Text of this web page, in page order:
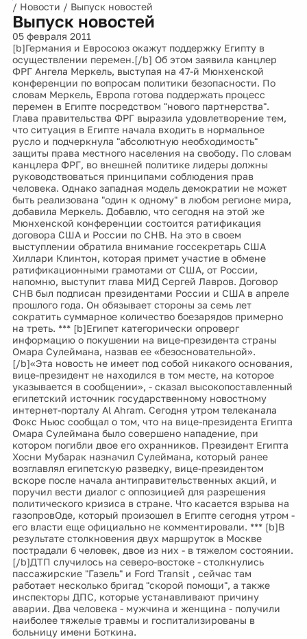
/ Новости / Выпуск новостей
Выпуск новостей
05 февраля 2011
[b]Германия и Евросоюз окажут поддержку Египту в
осуществлении перемен.[/b] Об этом заявила канцлер
ФРГ Ангела Меркель, выступая на 47-й Мюнхенской
конференции по вопросам политики безопасности. По
словам Меркель, Европа готова поддержать процесс
перемен в Египте посредством "нового партнерства".
Глава правительства ФРГ выразила удовлетворение тем,
что ситуация в Египте начала входить в нормальное
русло и подчеркнула "абсолютную необходимость"
защиты права местного населения на свободу. По словам
канцлера ФРГ, во внешней политике лидеры должны
руководствоваться принципами соблюдения прав
человека. Однако западная модель демократии не может
быть реализована "один к одному" в любом регионе мира,
добавила Меркель. Добавлю, что сегодня на этой же
Мюнхенской конференции состоится ратификация
договора США и России по СНВ. На это в своем
выступлении обратила внимание госсекретарь США
Хиллари Клинтон, которая примет участие в обмене
ратификационными грамотами от США, от России,
напомню, выступит глава МИД Сергей Лавров. Договор
СНВ был подписан президентами России и США в апреле
прошлого года. Он обязывает стороны за семь лет
сократить суммарное количество боезарядов примерно
на треть. *** [b]Египет категорически опроверг
информацию о покушении на вице-президента страны
Омара Сулеймана, назвав ее «безосновательной».
[/b]«Эта новость не имеет под собой никакого основания,
вице-президент не находился в том месте, на которое
указывается в сообщении», - сказал высокопоставленный
египетский источник государственному новостному
интернет-порталу Al Ahram. Сегодня утром телеканала
Фокс Ньюс сообщал о том, что на вице-президента Египта
Омара Сулеймана было совершено нападение, при
котором погибли двое его охранников. Президент Египта
Хосни Мубарак назначил Сулеймана, который ранее
возглавлял египетскую разведку, вице-президентом
вскоре после начала антиправительственных акций, и
поручил вести диалог с оппозицией для разрешения
политического кризиса в стране. Что касается взрыва на
газопровОде, который произошел в Египте сегодня утром -
его власти еще официально не комментировали. *** [b]В
результате столкновения двух маршруток в Москве
пострадали 6 человек, двое из них - в тяжелом состоянии.
[/b]ДТП случилось на северо-востоке - столкнулись
пассажирские "Газель" и Ford Transit , сейчас там
работает несколько бригад "скорой помощи", а также
инспекторы ДПС, которые устанавливают причину
аварии. Два человека - мужчина и женщина - получили
наиболее тяжелые травмы и госпитализированы в
больницу имени Боткина.